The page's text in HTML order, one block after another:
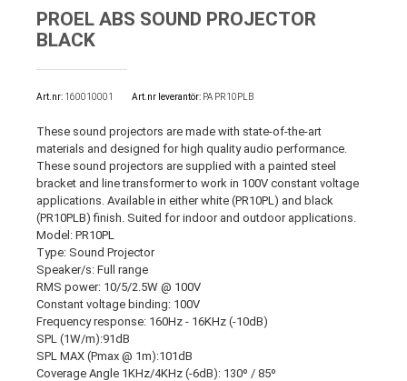
PROEL ABS SOUND PROJECTOR
BLACK
Art.nr 160010001 Art.nr leverantör: PA PR10PLB
These sound projectors are made with state-of-the-art
materials and designed for high quality audio performance.
These sound projectors are supplied with a painted steel
bracket and line transformer to work in 100V constant voltage
applications. Available in either white (PR10PL) and black
(PR10PLB) finish. Suited for indoor and outdoor applications.
Model: PR10PL
Type: Sound Projector
Speaker/s: Full range
RMS power: 10/5/2.5W @ 100V
Constant voltage binding: 100V
Frequency response: 160Hz - 16KHz (-10dB)
SPL (1W/m):91dB
SPL MAX (Pmax @ 1m):101dB
Coverage Angle 1KHz/4KHz (-6dB): 130º / 85º